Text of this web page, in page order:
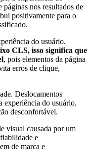
nos resultados de
positivamente para o
do usuário.
CLS, isso significa que
, pois elementos da página
erros de clique,
Deslocamentos
experiência do usuário,
desconfortável.
visual causada por um
e
de marca e